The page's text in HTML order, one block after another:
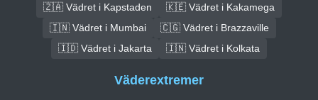
🇿🇦 Vädret i Kapstaden
🇰🇪 Vädret i Kakamega
🇮🇳 Vädret i Mumbai
🇨🇬 Vädret i Brazzaville
🇮🇩 Vädret i Jakarta
🇮🇳 Vädret i Kolkata
Väderextremer